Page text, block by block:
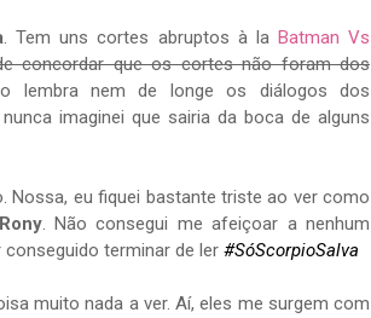
. Tem uns cortes abruptos à la Batman Vs
concordar que os cortes não foram dos
lembra nem de longe os diálogos dos
imaginei que sairia da boca de alguns
Nossa, eu fiquei bastante triste ao ver como
Rony. Não consegui me afeiçoar a nenhum
terminar de ler #SóScorpioSalva
muito nada a ver. Aí, eles me surgem com